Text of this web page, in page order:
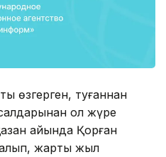
өзгерген, туғаннан
ол жүре
айында Қорған
жарты жыл